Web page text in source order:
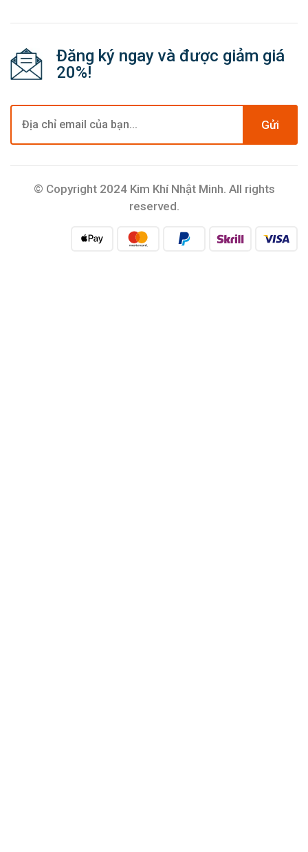
Đăng ký ngay và được giảm giá
20%!
Gửi
© Copyright 2024 Kim Khí Nhật Minh. All rights
reserved.